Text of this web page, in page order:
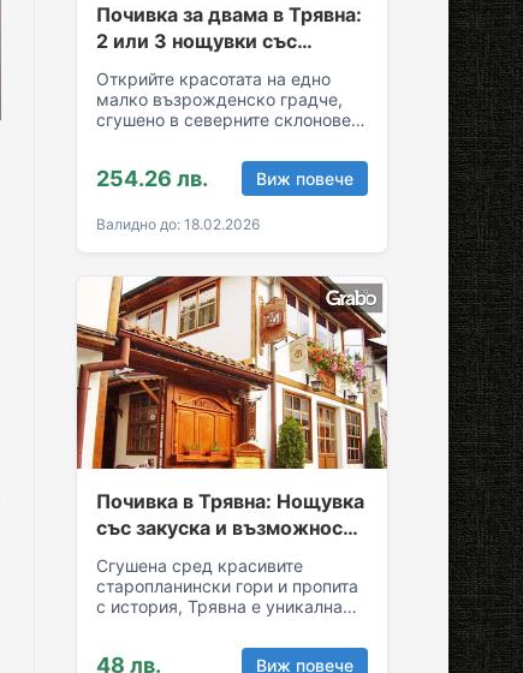
Почивка за двама в Трявна:
2 или 3 нощувки със
закуски и вечери
Открийте красотата на едно
малко възрожденско градче,
сгушено в северните склонове
комфортен престой в Трявна…
254.26 лв. Виж повече
Валидно до: 18.02.2026
Почивка в Трявна: Нощувка
със закуска и възможност
за обяд и вечеря
Сгушена сред красивите
старопланински гори и пропита
с история, Трявна е уникална
култура! Грабни ваучер за…
48 лв. Виж повече